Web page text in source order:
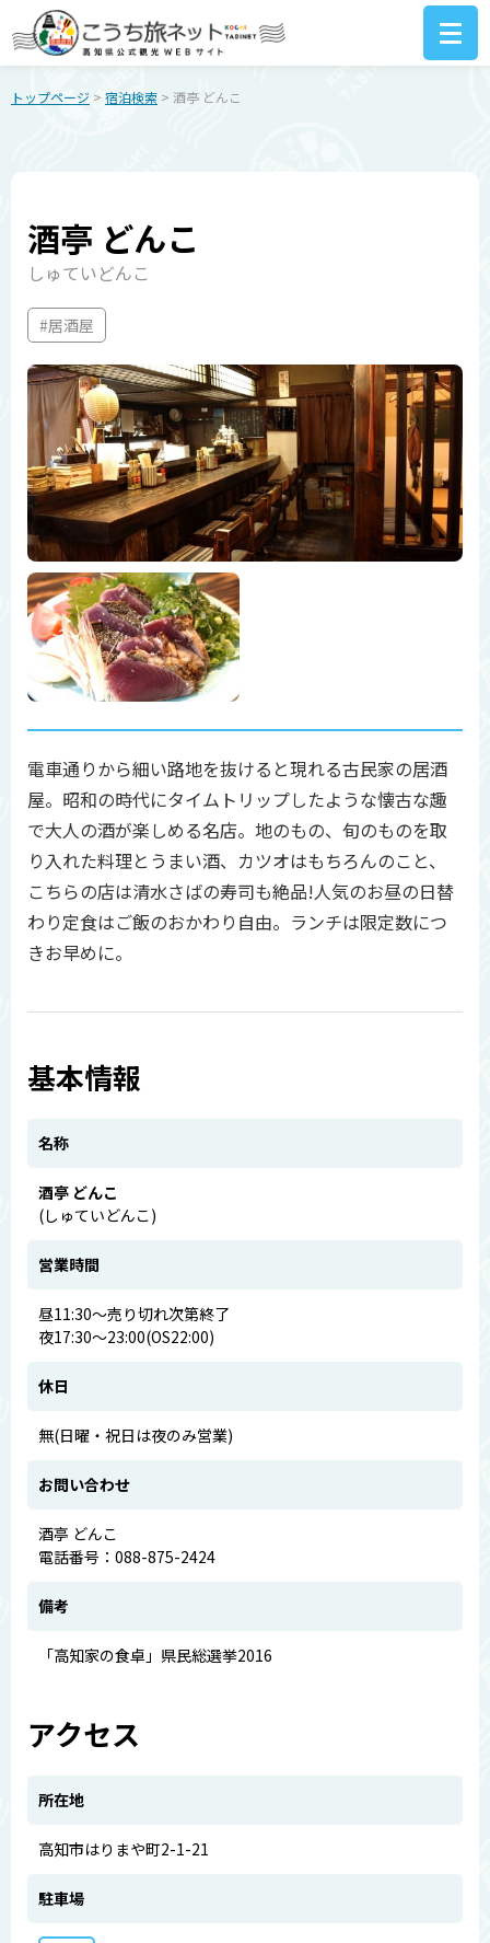
トップページ > 宿泊検索 > 酒亭 どんこ
酒亭 どんこ
しゅていどんこ
#居酒屋
電車通りから細い路地を抜けると現れる古民家の居酒
屋。昭和の時代にタイムトリップしたような懐古な趣
で大人の酒が楽しめる名店。地のもの、旬のものを取
り入れた料理とうまい酒、カツオはもちろんのこと、
こちらの店は清水さばの寿司も絶品!人気のお昼の日替
わり定食はご飯のおかわり自由。ランチは限定数につ
きお早めに。
基本情報
名称
酒亭 どんこ
(しゅていどんこ)
営業時間
昼11:30～売り切れ次第終了
夜17:30～23:00(OS22:00)
休日
無(日曜・祝日は夜のみ営業)
お問い合わせ
酒亭 どんこ
電話番号：088-875-2424
備考
「高知家の食卓」県民総選挙2016
アクセス
所在地
高知市はりまや町2-1-21
駐車場